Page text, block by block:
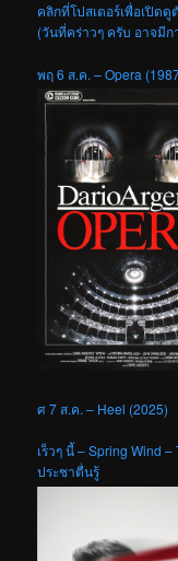
คลิกที่โปสเตอร์เพื่อเปิดดู
(วันที่คร่าวๆ ครับ อาจมีก
พฤ 6 ส.ค. – Opera
ศ 7 ส.ค. – Heel (2025)
เร็วๆ นี้ – Spring Wind
ประชาตื่นรู้